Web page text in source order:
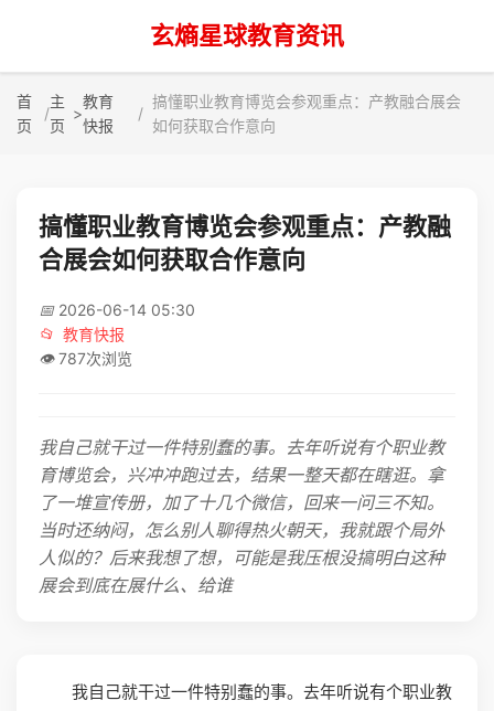
玄熵星球教育资讯
首
页
主
页
>
教育
快报
搞懂职业教育博览会参观重点：产教融合展会
如何获取合作意向
搞懂职业教育博览会参观重点：产教融
合展会如何获取合作意向
📅 2026-06-14 05:30
📂 教育快报
👁️ 787次浏览
我自己就干过一件特别蠢的事。去年听说有个职业教
育博览会，兴冲冲跑过去，结果一整天都在瞎逛。拿
了一堆宣传册，加了十几个微信，回来一问三不知。
当时还纳闷，怎么别人聊得热火朝天，我就跟个局外
人似的？后来我想了想，可能是我压根没搞明白这种
展会到底在展什么、给谁
我自己就干过一件特别蠢的事。去年听说有个职业教